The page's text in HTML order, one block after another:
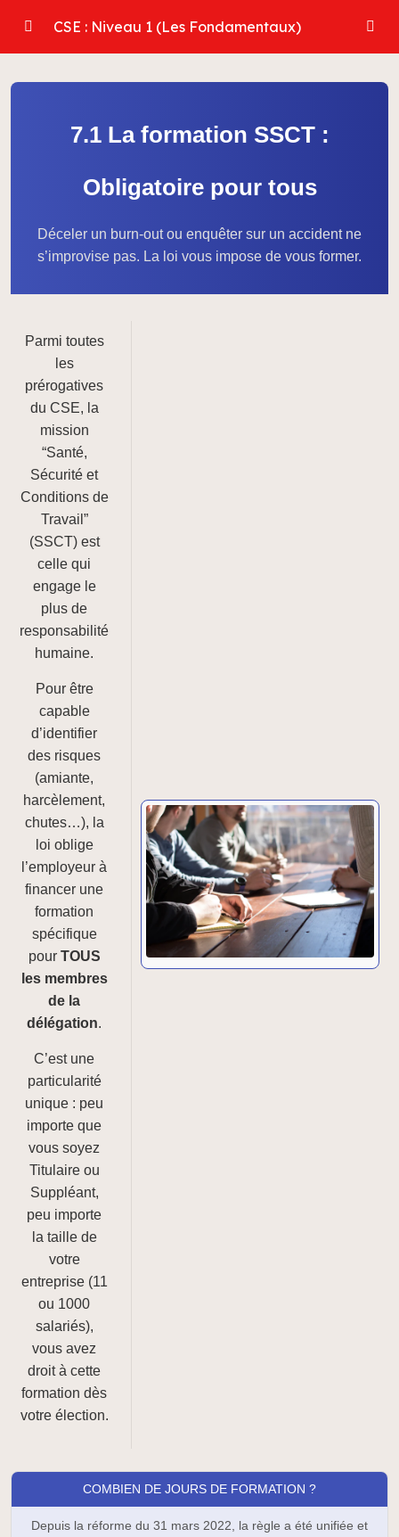
Module 4 : Le Bureau du CSE (Rôles Clés)
Module 5 : Le Statut Protecteur 0/3
7.1 La formation SSCT : Obligatoire pour tous
7.2 La formation économique : Pour les
titulaires
7.3 Financement et départ en formation
Module 8 : Le Règlement Intérieur (RI) du
CSE
Module 9 : La Première Réunion
Module 10 : Le Savoir-Être de l’Élu
CSE : Niveau 1 (Les Fondamentaux)
7.1 La formation SSCT :
Obligatoire pour tous
Déceler un burn-out ou enquêter sur un accident ne
s’improvise pas. La loi vous impose de vous former.
Parmi toutes
les
prérogatives
du CSE, la
mission
“Santé,
Sécurité et
Conditions de
Travail”
(SSCT) est
celle qui
engage le
plus de
responsabilité
humaine.
Pour être
capable
d’identifier
des risques
(amiante,
harcèlement,
chutes…), la
loi oblige
l’employeur à
financer une
formation
spécifique
pour TOUS
les membres
de la
délégation.
C’est une
particularité
unique : peu
importe que
vous soyez
Titulaire ou
Suppléant,
peu importe
la taille de
votre
entreprise (11
ou 1000
salariés),
vous avez
droit à cette
formation dès
votre élection.
COMBIEN DE JOURS DE FORMATION ?
Depuis la réforme du 31 mars 2022, la règle a été unifiée et